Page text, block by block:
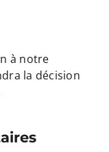
à notre
la décision